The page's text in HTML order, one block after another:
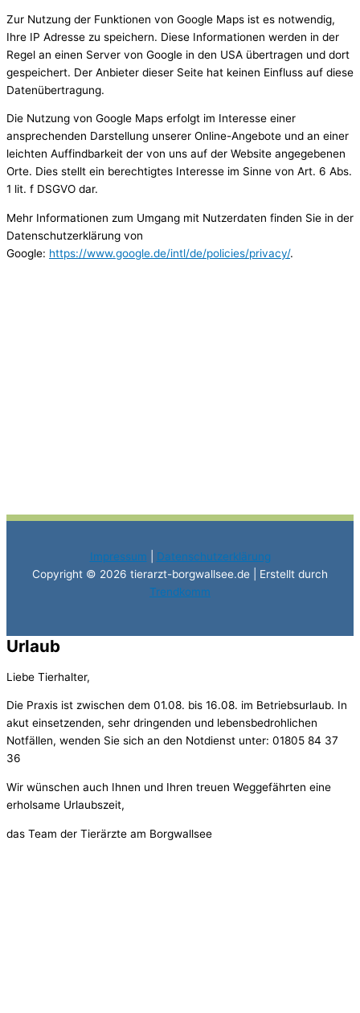
Zur Nutzung der Funktionen von Google Maps ist es notwendig,
Ihre IP Adresse zu speichern. Diese Informationen werden in der
Regel an einen Server von Google in den USA übertragen und dort
gespeichert. Der Anbieter dieser Seite hat keinen Einfluss auf diese
Datenübertragung.
Die Nutzung von Google Maps erfolgt im Interesse einer
ansprechenden Darstellung unserer Online-Angebote und an einer
leichten Auffindbarkeit der von uns auf der Website angegebenen
Orte. Dies stellt ein berechtigtes Interesse im Sinne von Art. 6 Abs.
1 lit. f DSGVO dar.
Mehr Informationen zum Umgang mit Nutzerdaten finden Sie in der
Datenschutzerklärung von
Google: https://www.google.de/intl/de/policies/privacy/.
Impressum
Datenschutzerklärung
Copyright © 2026 tierarzt-borgwallsee.de | Erstellt durch
Trendkomm
Urlaub
Liebe Tierhalter,
Die Praxis ist zwischen dem 01.08. bis 16.08. im Betriebsurlaub. In
akut einsetzenden, sehr dringenden und lebensbedrohlichen
Notfällen, wenden Sie sich an den Notdienst unter: 01805 84 37
36
Wir wünschen auch Ihnen und Ihren treuen Weggefährten eine
erholsame Urlaubszeit,
das Team der Tierärzte am Borgwallsee